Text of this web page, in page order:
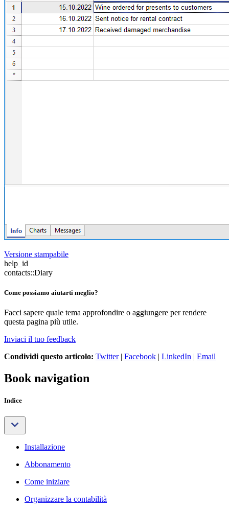
Versione stampabile
help_id
contacts::Diary
Come possiamo aiutarti meglio?
Facci sapere quale tema approfondire o aggiungere per rendere
questa pagina più utile.
Inviaci il tuo feedback
Condividi questo articolo: Twitter| Facebook | LinkedIn | Email
Book navigation
Indice
Installazione
Abbonamento
Come iniziare
Organizzare la contabilità